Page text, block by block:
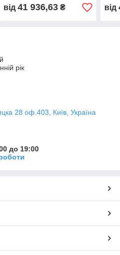
від 41 936,63₴ від
рік
28 оф.403, Київ, Україна
до 19:00